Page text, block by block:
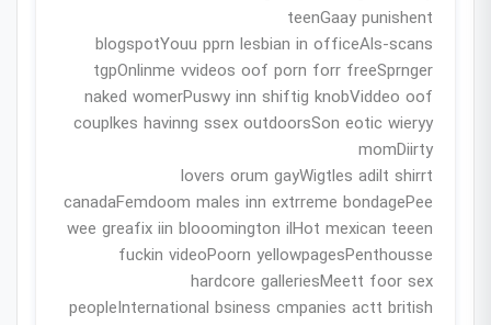
teenGaay punishent
blogspotYouu pprn lesbian in officeAls-scans
tgpOnlinme vvideos oof porn forr freeSprnger
naked womerPuswy inn shiftig knobViddeo oof
couplkes havinng ssex outdoorsSon eotic wieryy
momDiirty
lovers orum gayWigtles adilt shirrt
canadaFemdoom males inn extrreme bondagePee
wee greafix iin blooomington ilHot mexican teeen
fuckin videoPoorn yellowpagesPenthousse
hardcore galleriesMeett foor sex
peopleInternational bsiness cmpanies actt british